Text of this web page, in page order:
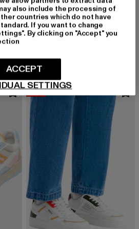
MOEA
GEN1
-44%
also include the processing of
countries which do not have
If you want to change
By clicking on "Accept" you
SETTINGS
ACCEPT